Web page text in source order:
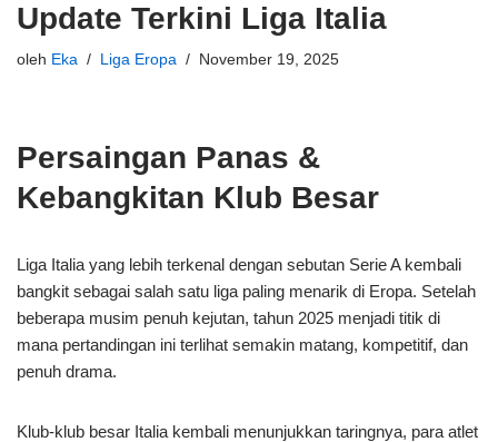
Update Terkini Liga Italia
oleh Eka Liga Eropa November 19, 2025
Persaingan Panas &
Kebangkitan Klub Besar
Liga Italia yang lebih terkenal dengan sebutan Serie A kembali
bangkit sebagai salah satu liga paling menarik di Eropa. Setelah
beberapa musim penuh kejutan, tahun 2025 menjadi titik di
mana pertandingan ini terlihat semakin matang, kompetitif, dan
penuh drama.
Klub-klub besar Italia kembali menunjukkan taringnya, para atlet